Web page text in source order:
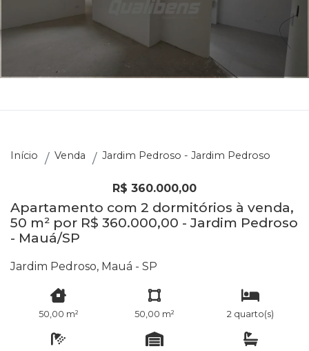
Início Venda Jardim Pedroso - Jardim Pedroso
R$ 360.000,00
Apartamento com 2 dormitórios à venda,
50 m² por R$ 360.000,00 - Jardim Pedroso
- Mauá/SP
Jardim Pedroso, Mauá - SP
50,00 m² 50,00 m² 2 quarto(s)